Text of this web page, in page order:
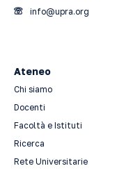
info@upra.org
Ateneo
Chi siamo
Docenti
Facoltà e Istituti
Ricerca
Rete Universitarie